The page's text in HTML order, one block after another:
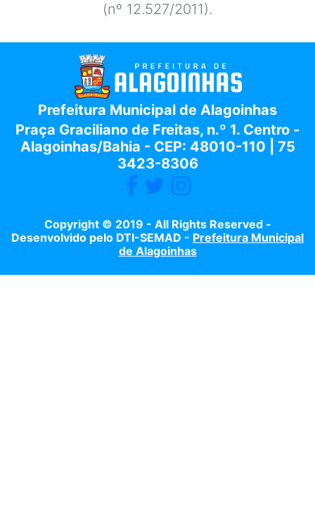
(nº 12.527/2011).
Prefeitura Municipal de Alagoinhas
Praça Graciliano de Freitas, n.º 1. Centro -
Alagoinhas/Bahia - CEP: 48010-110 | 75
3423-8306
Copyright © 2019 - All Rights Reserved -
Desenvolvido pelo DTI-SEMAD - Prefeitura Municipal
de Alagoinhas